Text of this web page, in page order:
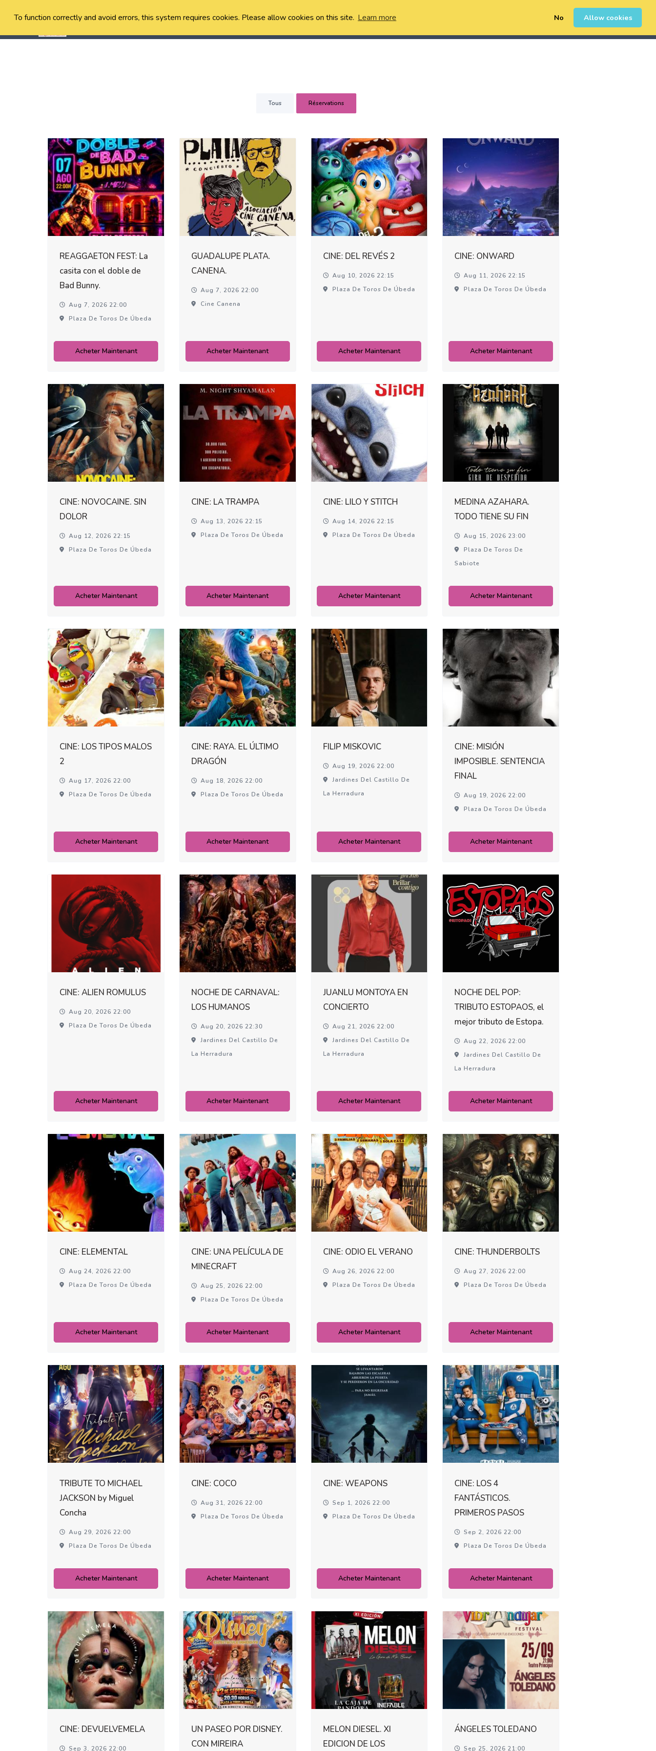
To function correctly and avoid errors, this system requires cookies. Please allow cookies on this site. Learn more No Allow cookies
Inscription 0
Tous Réservations
REAGGAETON FEST: La
casita con el doble de
Bad Bunny.
Aug 7, 2026 22:00
Plaza De Toros De Úbeda
Acheter Maintenant
GUADALUPE PLATA.
CANENA.
Aug 7, 2026 22:00
Cine Canena
Acheter Maintenant
CINE: DEL REVÉS 2
Aug 10, 2026 22:15
Plaza De Toros De Úbeda
Acheter Maintenant
CINE: ONWARD
Aug 11, 2026 22:15
Plaza De Toros De Úbeda
Acheter Maintenant
CINE: NOVOCAINE. SIN
DOLOR
Aug 12, 2026 22:15
Plaza De Toros De Úbeda
Acheter Maintenant
CINE: LA TRAMPA
Aug 13, 2026 22:15
Plaza De Toros De Úbeda
Acheter Maintenant
CINE: LILO Y STITCH
Aug 14, 2026 22:15
Plaza De Toros De Úbeda
Acheter Maintenant
MEDINA AZAHARA.
TODO TIENE SU FIN
Aug 15, 2026 23:00
Plaza De Toros De
Sabiote
Acheter Maintenant
CINE: LOS TIPOS MALOS
2
Aug 17, 2026 22:00
Plaza De Toros De Úbeda
Acheter Maintenant
CINE: RAYA. EL ÚLTIMO
DRAGÓN
Aug 18, 2026 22:00
Plaza De Toros De Úbeda
Acheter Maintenant
FILIP MISKOVIC
Aug 19, 2026 22:00
Jardines Del Castillo De
La Herradura
Acheter Maintenant
CINE: MISIÓN
IMPOSIBLE. SENTENCIA
FINAL
Aug 19, 2026 22:00
Plaza De Toros De Úbeda
Acheter Maintenant
CINE: ALIEN ROMULUS
Aug 20, 2026 22:00
Plaza De Toros De Úbeda
Acheter Maintenant
NOCHE DE CARNAVAL:
LOS HUMANOS
Aug 20, 2026 22:30
Jardines Del Castillo De
La Herradura
Acheter Maintenant
JUANLU MONTOYA EN
CONCIERTO
Aug 21, 2026 22:00
Jardines Del Castillo De
La Herradura
Acheter Maintenant
NOCHE DEL POP:
TRIBUTO ESTOPAOS, el
mejor tributo de Estopa.
Aug 22, 2026 22:00
Jardines Del Castillo De
La Herradura
Acheter Maintenant
CINE: ELEMENTAL
Aug 24, 2026 22:00
Plaza De Toros De Úbeda
Acheter Maintenant
CINE: UNA PELÍCULA DE
MINECRAFT
Aug 25, 2026 22:00
Plaza De Toros De Úbeda
Acheter Maintenant
CINE: ODIO EL VERANO
Aug 26, 2026 22:00
Plaza De Toros De Úbeda
Acheter Maintenant
CINE: THUNDERBOLTS
Aug 27, 2026 22:00
Plaza De Toros De Úbeda
Acheter Maintenant
TRIBUTE TO MICHAEL
JACKSON by Miguel
Concha
Aug 29, 2026 22:00
Plaza De Toros De Úbeda
Acheter Maintenant
CINE: COCO
Aug 31, 2026 22:00
Plaza De Toros De Úbeda
Acheter Maintenant
CINE: WEAPONS
Sep 1, 2026 22:00
Plaza De Toros De Úbeda
Acheter Maintenant
CINE: LOS 4
FANTÁSTICOS.
PRIMEROS PASOS
Sep 2, 2026 22:00
Plaza De Toros De Úbeda
Acheter Maintenant
CINE: DEVUELVEMELA
Sep 3, 2026 22:00
UN PASEO POR DISNEY.
CON MIREIRA
MELON DIESEL. XI
EDICION DE LOS
ÁNGELES TOLEDANO
Sep 25, 2026 21:00